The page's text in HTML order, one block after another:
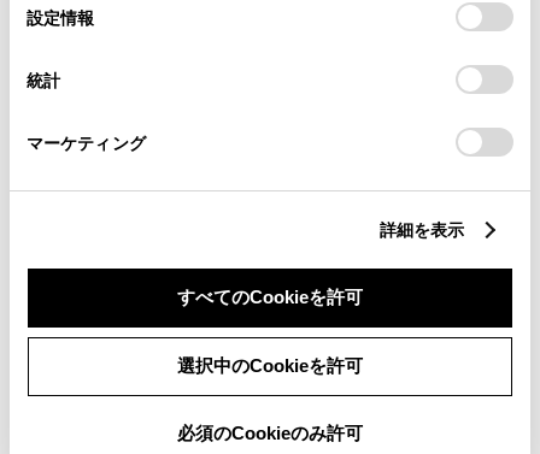
デバイスにすべてのCookie(クッキー)が保存されることに同
意したことになります。Cookie(クッキー)のオプトアウト、
設定の変更、同意を撤回したりするにあたっては、当社の
「Cookie（クッキー）情報の取り扱いについて
」をご覧くだ
設定情報
統計
マーケティング
詳細を表示
すべてのCookieを許可
選択中のCookieを許可
必須のCookieのみ許可
カローラ京都 伏見マイカーセンター